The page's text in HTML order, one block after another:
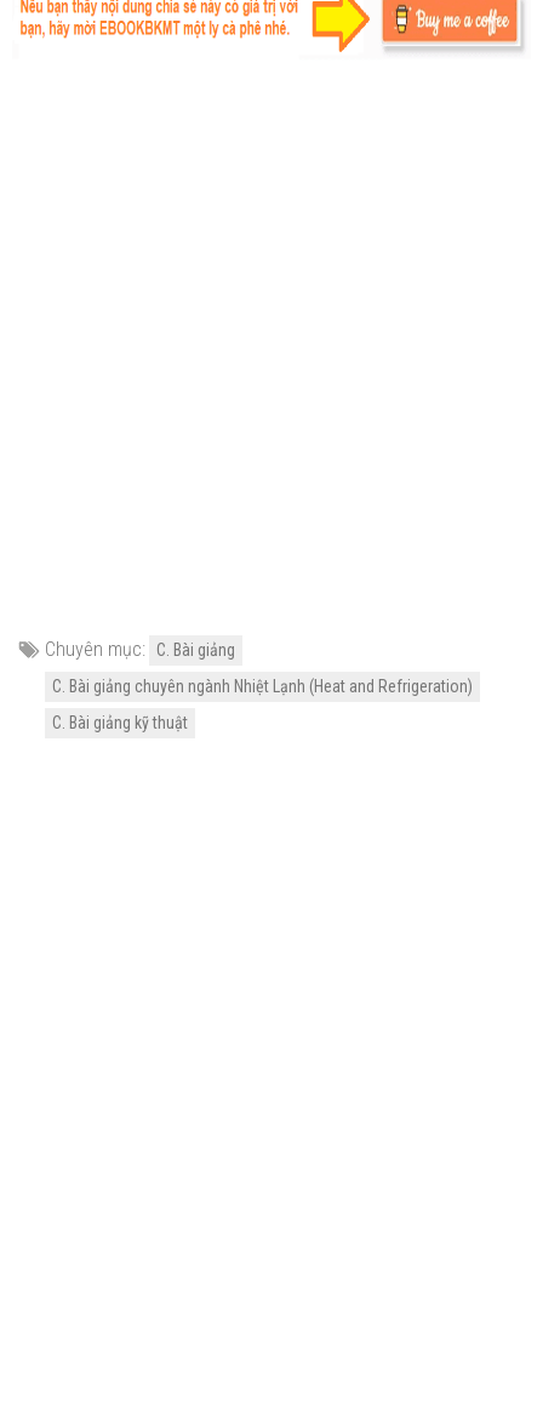
Chuyên mục:
C. Bài giảng
C. Bài giảng chuyên ngành Nhiệt Lạnh (Heat and Refrigeration)
C. Bài giảng kỹ thuật